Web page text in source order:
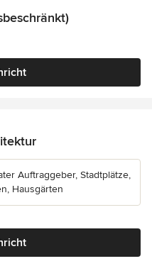
Auftraggeber, Stadtplätze,
Hausgärten